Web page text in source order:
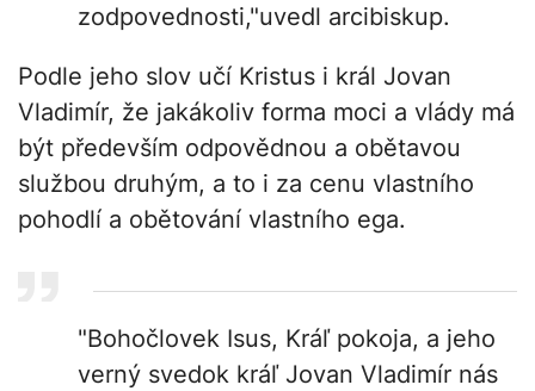
zodpovednosti,"uvedl arcibiskup.
Podle jeho slov učí Kristus i král Jovan
Vladimír, že jakákoliv forma moci a vlády má
být především odpovědnou a obětavou
službou druhým, a to i za cenu vlastního
pohodlí a obětování vlastního ega.
"Bohočlovek Isus, Kráľ pokoja, a jeho
verný svedok kráľ Jovan Vladimír nás